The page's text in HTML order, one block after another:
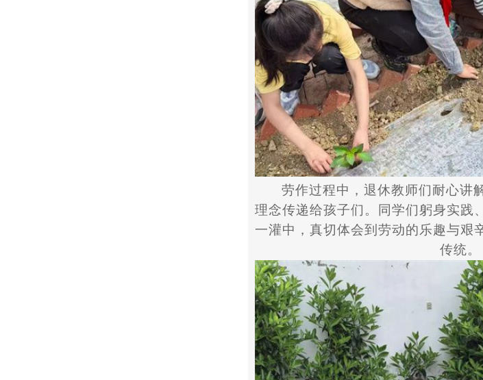
劳作过程中，退休教师们耐心讲
理念传递给孩子们。同学们躬身实践
一灌中，真切体会到劳动的乐趣与艰
传统。